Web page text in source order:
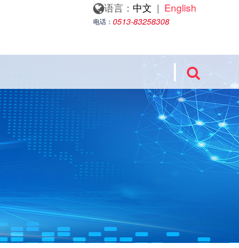
语言： 中文 | English
电话： 0513-83258308